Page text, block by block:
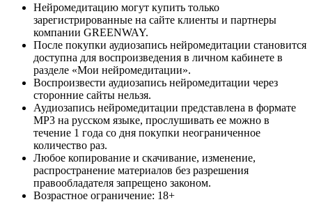
Нейромедитацию могут купить только
зарегистрированные на сайте клиенты и партнеры
компании GREENWAY.
После покупки аудиозапись нейромедитации становится
доступна для воспроизведения в личном кабинете в
разделе «Мои нейромедитации».
Воспроизвести аудиозапись нейромедитации через
сторонние сайты нельзя.
Аудиозапись нейромедитации представлена в формате
MP3 на русском языке, прослушивать ее можно в
течение 1 года со дня покупки неограниченное
количество раз.
Любое копирование и скачивание, изменение,
распространение материалов без разрешения
правообладателя запрещено законом.
Возрастное ограничение: 18+